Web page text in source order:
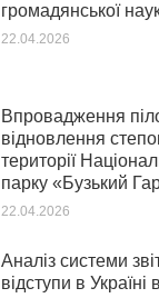
громадянської
22.04.2026
Впровадження
відновлення
території
парку «Бузький
22.04.2026
Аналіз системи
відступи в